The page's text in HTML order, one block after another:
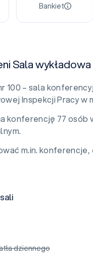
Bankiet
Sala wykładowa
100 – sala
Inspekcji Pracy w
konferencję 77 osób
m.in. konferencje,
dziennego